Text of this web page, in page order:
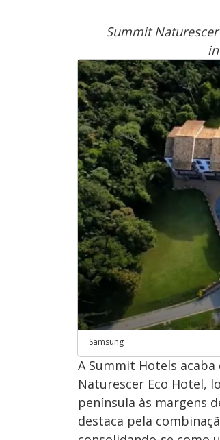
Summit
Samsung
A Summit Hotels
Naturescer Eco Hotel,
península às margens
destaca pela